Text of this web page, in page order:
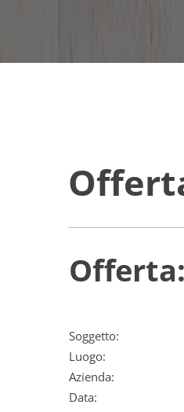
Soggetto:
Luogo:
Azienda:
Data: